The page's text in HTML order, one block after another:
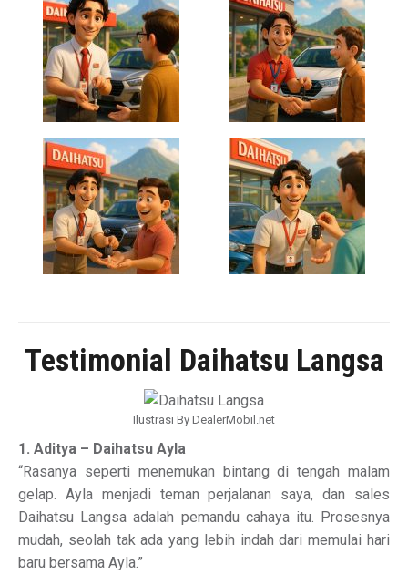
Testimonial Daihatsu Langsa
Ilustrasi By DealerMobil.net
1. Aditya – Daihatsu Ayla
“Rasanya seperti menemukan bintang di tengah malam
gelap. Ayla menjadi teman perjalanan saya, dan sales
Daihatsu Langsa adalah pemandu cahaya itu. Prosesnya
mudah, seolah tak ada yang lebih indah dari memulai hari
baru bersama Ayla.”